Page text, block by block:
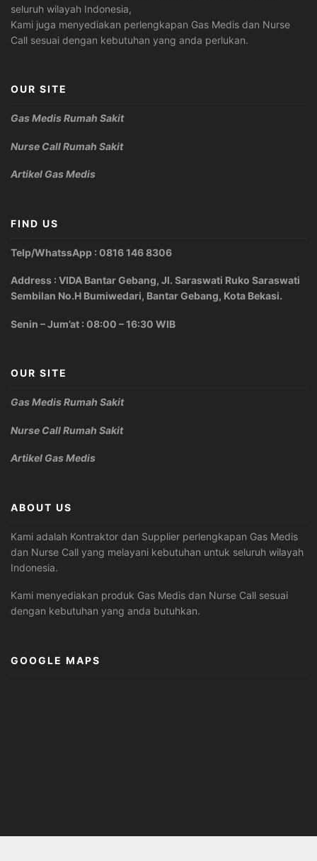
seluruh wilayah Indonesia,
Kami juga menyediakan perlengkapan Gas Medis dan Nurse
Call sesuai dengan kebutuhan yang anda perlukan.
OUR SITE
Gas Medis Rumah Sakit
Nurse Call Rumah Sakit
Artikel Gas Medis
FIND US
Telp/WhatssApp : 0816 146 8306
Address : VIDA Bantar Gebang, Jl. Saraswati Ruko Saraswati
Sembilan No.H Bumiwedari, Bantar Gebang, Kota Bekasi.
Senin – Jum’at : 08:00 – 16:30 WIB
OUR SITE
Gas Medis Rumah Sakit
Nurse Call Rumah Sakit
Artikel Gas Medis
ABOUT US
Kami adalah Kontraktor dan Supplier perlengkapan Gas Medis
dan Nurse Call yang melayani kebutuhan untuk seluruh wilayah
Indonesia.
Kami menyediakan produk Gas Medis dan Nurse Call sesuai
dengan kebutuhan yang anda butuhkan.
GOOGLE MAPS